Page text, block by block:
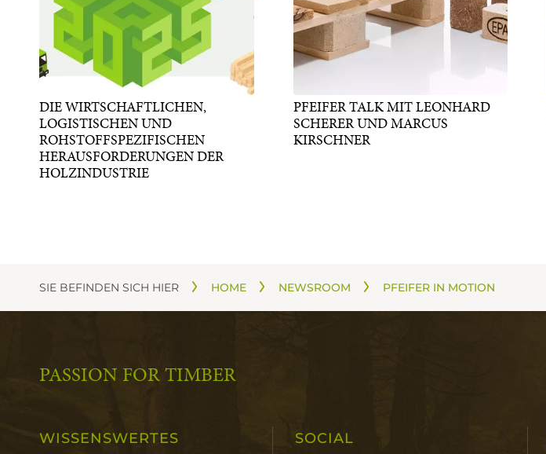
DIE WIRTSCHAFTLICHEN,
LOGISTISCHEN UND
ROHSTOFFSPEZIFISCHEN
HERAUSFORDERUNGEN DER
HOLZINDUSTRIE
PFEIFER TALK MIT LEONHARD
SCHERER UND MARCUS
KIRSCHNER
SIE BEFINDEN SICH HIER HOME NEWSROOM PFEIFER IN MOTION
PASSION FOR TIMBER
WISSENSWERTES SOCIAL